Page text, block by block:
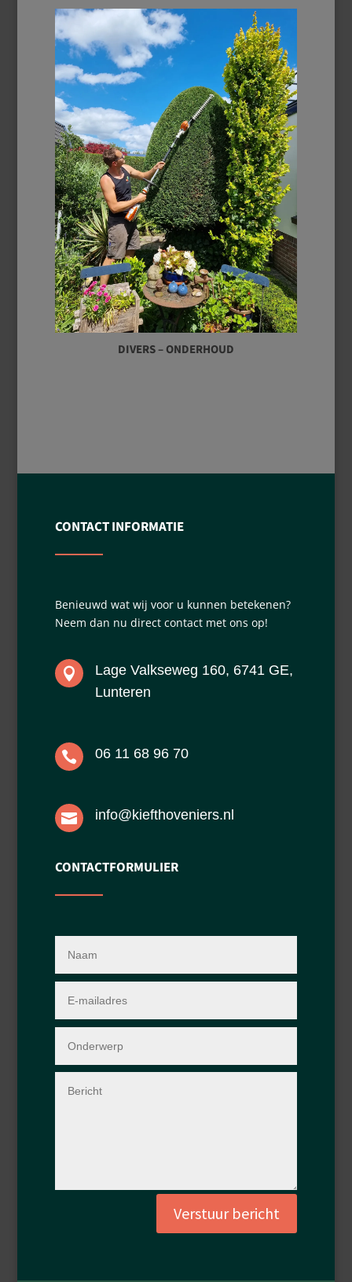
DIVERS – ONDERHOUD
CONTACTINFORMATIE
Benieuwd wat wij voor u kunnen betekenen?
Neem dan nu direct contact met ons op!

Lage Valkseweg 160, 6741 GE,
Lunteren
 06 11 68 96 70
 info@kiefthoveniers.nl
CONTACTFORMULIER
Verstuur bericht